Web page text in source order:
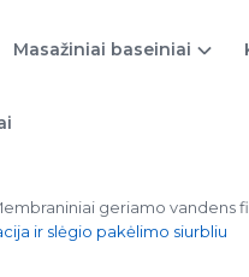
Masažiniai baseiniai
geriamo vandens
ir slėgio pakėlimo siurbliu